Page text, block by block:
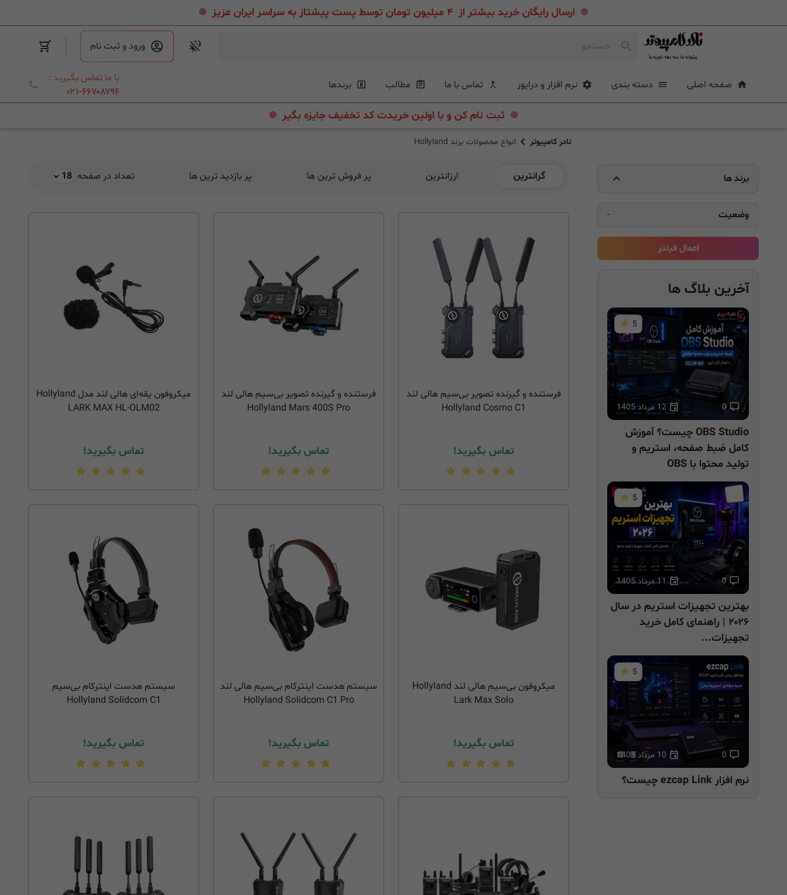
ارسال رایگان خرید بیشتر از ۴ میلیون تومان توسط پست پیشتاز به سراسر ایران عزیز
ورود و ثبت نام
صفحه اصلی دسته بندی نرم افزار و درایور تماس با ما مطالب برندها
با ما تماس بگیرید :
۰۲۱-۶۶۷۰۸۷۹۶
. ثبت نام کن و با اولین خریدت کد تخفیف جایزه بگیر .
نادر کامپیوتر انواع محصولات برند Hollyland
برند ها
وضعیت -
اعمال فیلتر
آخرین بلاگ ها
12 مرداد 1405
5
0
OBS Studio چیست؟ آموزش
کامل ضبط صفحه، استریم و
تولید محتوا با OBS
11 مرداد 1405
5
0
بهترین تجهیزات استریم در سال
۲۰۲۶ | راهنمای کامل خرید
تجهیزات...
10 مرداد 1405
5
0
نرم افزار ezcap Link چیست؟
گرانترین ارزانترین پر فروش ترین ها پر بازدید ترین ها تعداد در صفحه
فرستنده و گیرنده تصویر بی‌سیم هالی لند
Hollyland Cosmo C1
تماس بگیرید!
فرستنده و گیرنده تصویر بی‌سیم هالی لند
Hollyland Mars 400S Pro
تماس بگیرید!
میکروفون یقه‌ای هالی لند مدل Hollyland
LARK MAX HL-OLM02
تماس بگیرید!
میکروفون بی‌سیم هالی لند Hollyland
Lark Max Solo
تماس بگیرید!
سیستم هدست اینترکام بی‌سیم هالی لند
Hollyland Solidcom C1 Pro
تماس بگیرید!
سیستم هدست اینترکام بی‌سیم
Hollyland Solidcom C1
تماس بگیرید!